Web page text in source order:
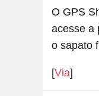
O GPS
acesse a
o sapato
[Via]